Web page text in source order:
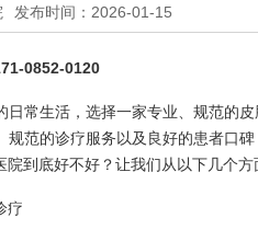
发布时间：2026-01-15
0852-0120
日常生活，选择一家专业、规范的
规范的诊疗服务以及良好的患者口
到底好不好？让我们从以下几个方
疗